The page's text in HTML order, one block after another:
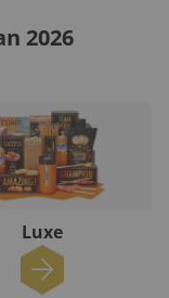
2026
Luxe